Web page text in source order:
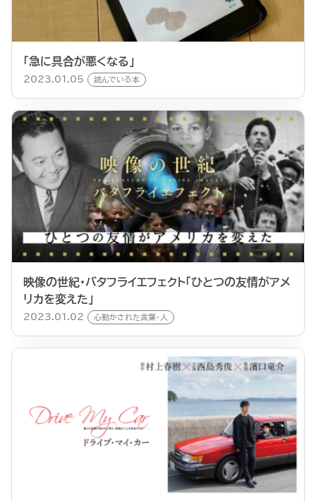
「急に具合が悪くなる」
2023.01.05 読んでいる本
映像の世紀・バタフライエフェクト「ひとつの友情がアメ
リカを変えた」
2023.01.02 心動かされた言葉・人